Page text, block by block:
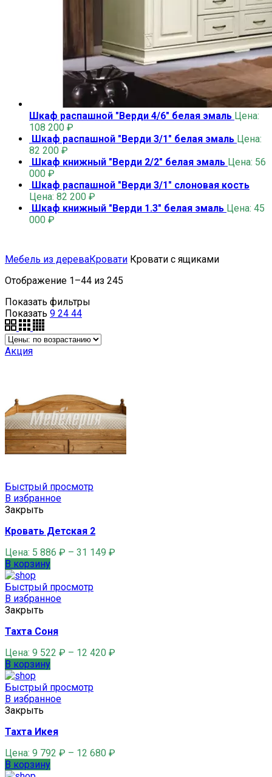
Шкаф распашной "Верди 4/6" белая эмаль Цена:
108 200 ₽
Шкаф распашной "Верди 3/1" белая эмаль Цена:
82 200 ₽
Шкаф книжный "Верди 2/2" белая эмаль Цена: 56
000 ₽
Шкаф распашной "Верди 3/1" слоновая кость
Цена: 82 200 ₽
Шкаф книжный "Верди 1.3" белая эмаль Цена: 45
000 ₽
Мебель из дереваКровати Кровати с ящиками
Отображение 1–44 из 245
Показать фильтры
Показать 9 24 44
Акция
Быстрый просмотр
В избранное
Закрыть
Кровать Детская 2
Цена: 5 886 ₽ – 31 149 ₽
В корзину
Быстрый просмотр
В избранное
Закрыть
Тахта Соня
Цена: 9 522 ₽ – 12 420 ₽
В корзину
Быстрый просмотр
В избранное
Закрыть
Тахта Икея
Цена: 9 792 ₽ – 12 680 ₽
В корзину